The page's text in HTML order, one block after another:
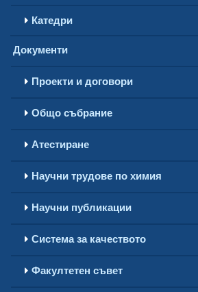
Катедри
Документи
Проекти и договори
Общо събрание
Атестиране
Научни трудове по химия
Научни публикации
Система за качеството
Факултетен съвет